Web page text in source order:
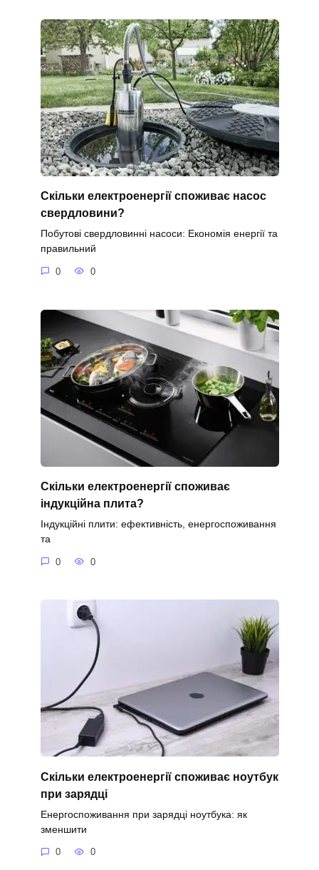
Скільки електроенергії споживає насос
свердловини?
Побутові свердловинні насоси: Економія енергії та
правильний
0 0
Скільки електроенергії споживає
індукційна плита?
Індукційні плити: ефективність, енергоспоживання
та
0 0
Скільки електроенергії споживає ноутбук
при зарядці
Енергоспоживання при зарядці ноутбука: як
зменшити
0 0